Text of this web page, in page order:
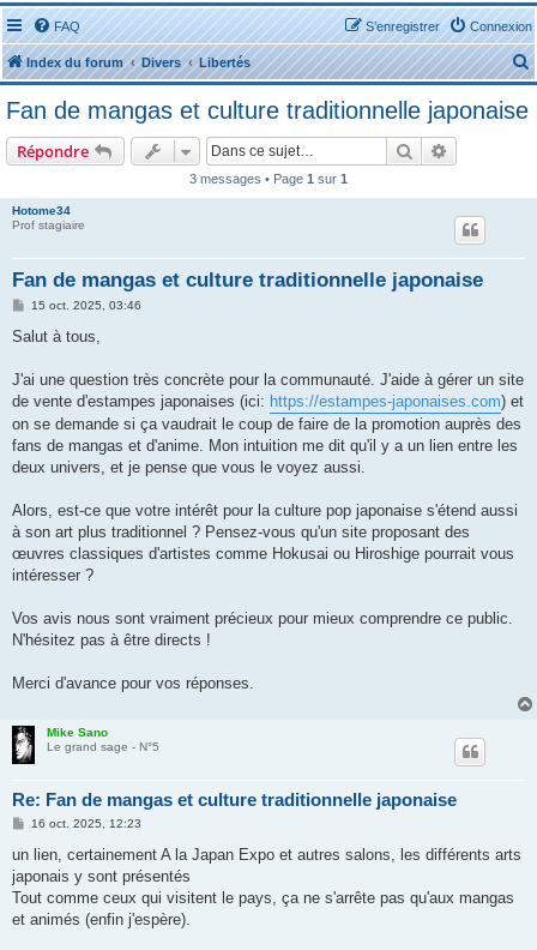
FAQ Connexion
S’enregistrer
Index du forum Divers Libertés
e
Fan de mangas et culture traditionnelle japonaise
Répondre Rechercher
3 messages • Page 1 sur 1
Hotome34
Prof stagiaire
Fan de mangas et culture traditionnelle japonaise
M
s
g
15 oct. 2025, 03:46
Salut à tous,
J'ai une question très concrète pour la communauté. J'aide à gérer un site
de vente d'estampes japonaises (ici: https://estampes-japonaises.com) et
on se demande si ça vaudrait le coup de faire de la promotion auprès des
fans de mangas et d'anime. Mon intuition me dit qu'il y a un lien entre les
deux univers, et je pense que vous le voyez aussi.
Alors, est-ce que votre intérêt pour la culture pop japonaise s'étend aussi
à son art plus traditionnel ? Pensez-vous qu'un site proposant des
œuvres classiques d'artistes comme Hokusai ou Hiroshige pourrait vous
intéresser ?
Vos avis nous sont vraiment précieux pour mieux comprendre ce public.
N'hésitez pas à être directs !
Merci d'avance pour vos réponses.
Mike Sano
Le grand sage - N°5
Re: Fan de mangas et culture traditionnelle japonaise
M
s
a
g
16 oct. 2025, 12:23
un lien, certainement A la Japan Expo et autres salons, les différents arts
japonais y sont présentés
Tout comme ceux qui visitent le pays, ça ne s'arrête pas qu'aux mangas
et animés (enfin j'espère).